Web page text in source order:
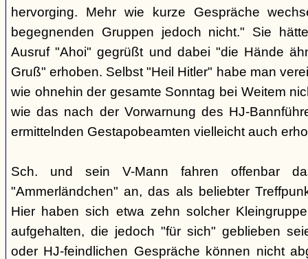
hervorging. Mehr wie kurze Gespräche
begegnenden Gruppen jedoch nicht." Sie
Ausruf "Ahoi" gegrüßt und dabei "die Hände
Gruß" erhoben. Selbst "Heil Hitler" habe man
wie ohnehin der gesamte Sonntag bei Weitem
wie das nach der Vorwarnung des HJ-
ermittelnden Gestapobeamten vielleicht auch
Sch. und sein V-Mann fahren offenbar
"Ammerländchen" an, das als beliebter
Hier haben sich etwa zehn solcher
aufgehalten, die jedoch "für sich" geblieben
oder HJ-feindlichen Gespräche können nicht